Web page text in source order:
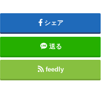
シェア
送る
feedly